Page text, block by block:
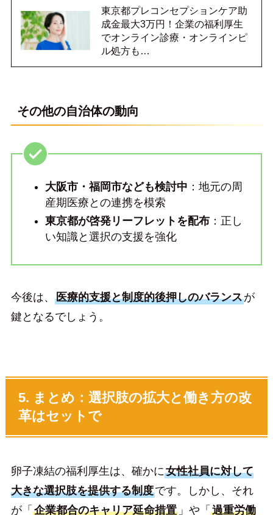
東京都プレコンセプションケア助
成金最大3万円！企業の福利厚生
でオンライン診療・オンラインピ
ル処方も…
その他の自治体の動向
大阪市・福岡市なども検討中 ：地元の周
産期医療との連携を模索
東京都が啓発リーフレットを配布：正し
い知識と選択の支援を強化
今後は、 医療的支援と制度的後押しのバランスが
鍵となるでしょう。
5. まとめ：選択肢の拡大と働き方の改
革はセットで
卵子凍結の福利厚生は、確かに女性社員に対して
大きな選択肢を提供する制度です。しかし、それ
が「 企業都合のキャリア延命措置」や「 過重労働